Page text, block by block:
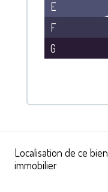
E
F
G
Localisation de ce bien
immobilier